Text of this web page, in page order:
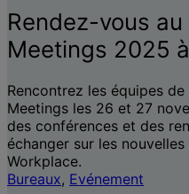
des
actualités
et
informations
Rendez-vous
Meetings 2025
Rencontrez les équipes
Meetings les 26 et 27
des conférences et des
échanger sur les
Workplace.
Bureaux, Evénement